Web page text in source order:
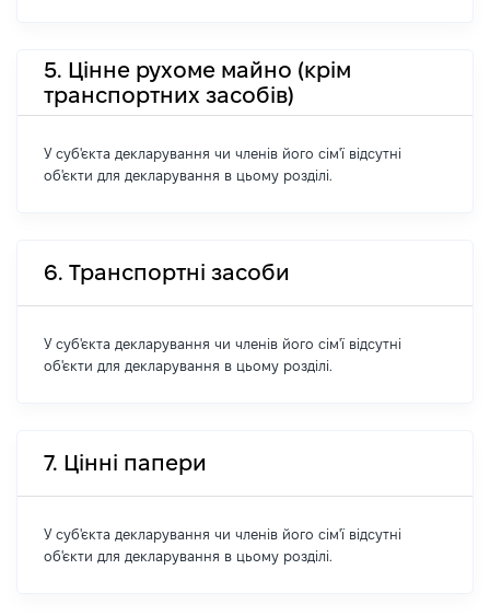
5. Цінне рухоме майно (крім
транспортних засобів)
У суб'єкта декларування чи членів його сім'ї відсутні
об'єкти для декларування в цьому розділі.
6. Транспортні засоби
У суб'єкта декларування чи членів його сім'ї відсутні
об'єкти для декларування в цьому розділі.
7. Цінні папери
У суб'єкта декларування чи членів його сім'ї відсутні
об'єкти для декларування в цьому розділі.